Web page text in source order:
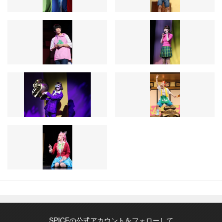
SPICEの公式アカウントをフォローして